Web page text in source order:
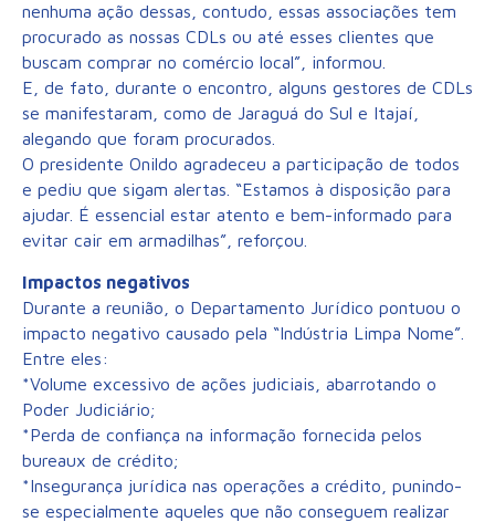
nenhuma ação dessas, contudo, essas associações tem
procurado as nossas CDLs ou até esses clientes que
buscam comprar no comércio local”, informou.
E, de fato, durante o encontro, alguns gestores de CDLs
se manifestaram, como de Jaraguá do Sul e Itajaí,
alegando que foram procurados.
O presidente Onildo agradeceu a participação de todos
e pediu que sigam alertas. “Estamos à disposição para
ajudar. É essencial estar atento e bem-informado para
evitar cair em armadilhas”, reforçou.
Impactos negativos
Durante a reunião, o Departamento Jurídico pontuou o
impacto negativo causado pela “Indústria Limpa Nome”.
Entre eles:
*Volume excessivo de ações judiciais, abarrotando o
Poder Judiciário;
*Perda de confiança na informação fornecida pelos
bureaux de crédito;
*Insegurança jurídica nas operações a crédito, punindo-
se especialmente aqueles que não conseguem realizar